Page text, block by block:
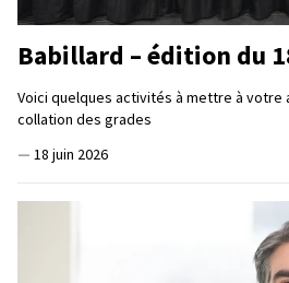
Babillard – édition du
Voici quelques activités à mettre à votre
collation des grades
— 18 juin 2026